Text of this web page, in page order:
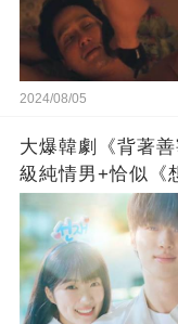
2024/08/05
大爆韓劇《背著
級純情男+恰似《